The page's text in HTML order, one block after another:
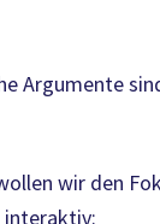
Argumente
wir den
interaktiv: